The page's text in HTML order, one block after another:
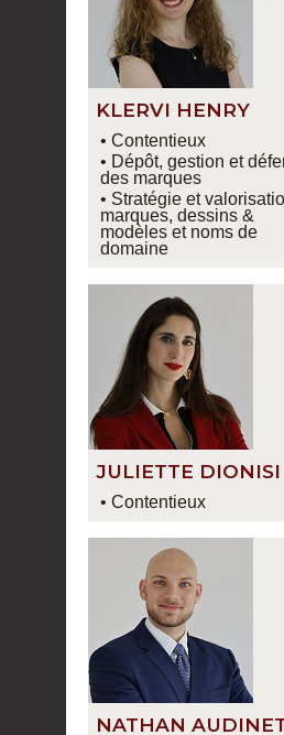
KLERVI HENRY
• Contentieux
• Dépôt, gestion et
des marques
• Stratégie et
marques, dessins &
modèles et noms de
domaine
JULIETTE DIONISI
• Contentieux
NATHAN